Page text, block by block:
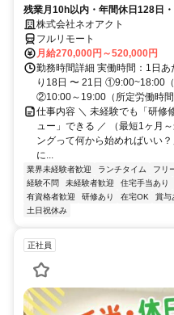
残業月10h以内・年間休日128日
株式会社ネオアクト
フルリモート
月給270,000円～520,000円
勤務時間詳細 実働時間：1日
り18日 〜 21日 ①9:00~18:00
②10:00～19:00（所定労働時間
仕事内容 ＼ 未経験でも「研修
ュー」できる ／ （最短1ヶ月
ングって何から始めればいい
に...
業界未経験者歓迎 ランチタイム フリ
経験不問
未経験者歓迎 住宅手当あり
有資格者歓迎
研修あり 在宅OK 賞与
土日祝休み
正社員